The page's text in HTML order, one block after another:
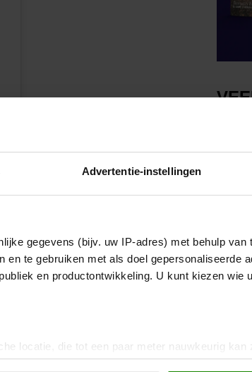
Advertentie-instellingen
gegevens (bijv. uw IP-adres) met behulp van
en te gebruiken met als doel gepersonaliseerde
en productontwikkeling. U kunt kiezen wie
locatie, die tot een paar meter nauwkeurig kan
scannen op specifieke eigenschappen